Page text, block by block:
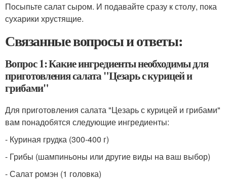
Посыпьте салат сыром. И подавайте сразу к столу, пока
сухарики хрустящие.
Связанные вопросы и ответы:
Вопрос 1: Какие ингредиенты необходимы для
приготовления салата "Цезарь с курицей и
грибами"
Для приготовления салата "Цезарь с курицей и грибами"
вам понадобятся следующие ингредиенты:
- Куриная грудка (300-400 г)
- Грибы (шампиньоны или другие виды на ваш выбор)
- Салат ромэн (1 головка)